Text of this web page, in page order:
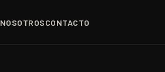
NOSOTROSCONTACTO